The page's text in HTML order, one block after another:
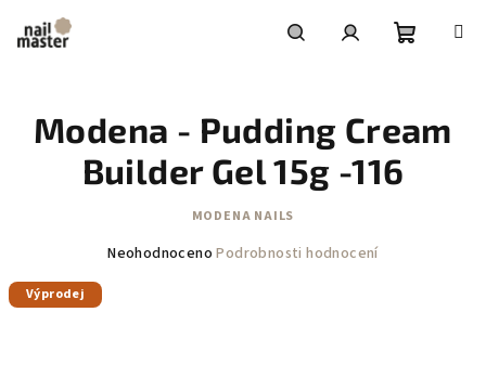
obsah
košík
Modena - Pudding Cream
Builder Gel 15g -116
MODENA NAILS
Průměrné
Neohodnoceno Podrobnosti hodnocení
Výprodej